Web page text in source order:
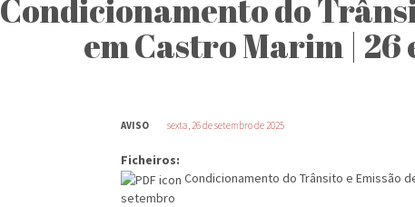
Condicionamento do
em Castro Marim | 26
AVISO sexta, 26 de setembro de 2025
Ficheiros:
Condicionamento do Trânsito e Emissão
setembro